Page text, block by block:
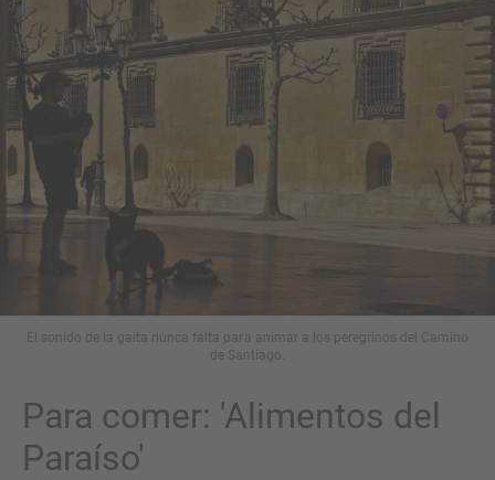
El sonido de la gaita nunca falta para animar a los peregrinos del Camino
de Santiago.
Para comer: 'Alimentos del
Paraíso'